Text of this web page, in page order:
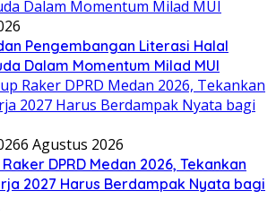
Pengembangan Literasi Halal
Dalam Momentum Milad MUI
6 Agustus 2026
DPRD Medan 2026, Tekankan
2027 Harus Berdampak Nyata bagi